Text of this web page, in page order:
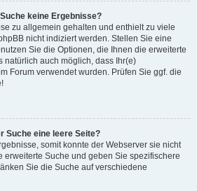
keine Ergebnisse?
zu allgemein gehalten und enthielt zu viele
nicht indiziert werden. Stellen Sie eine
Sie die Optionen, die Ihnen die erweiterte
natürlich auch möglich, dass Ihr(e)
Forum verwendet wurden. Prüfen Sie ggf. die
Suche eine leere Seite?
somit konnte der Webserver sie nicht
erweiterte Suche und geben Sie spezifischere
Sie die Suche auf verschiedene